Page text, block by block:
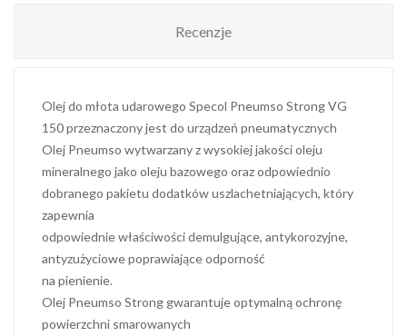
Recenzje
Olej do młota udarowego Specol Pneumso Strong VG
150 przeznaczony jest do urządzeń pneumatycznych
Olej Pneumso wytwarzany z wysokiej jakości oleju
mineralnego jako oleju bazowego oraz odpowiednio
dobranego pakietu dodatków uszlachetniających, który
zapewnia
odpowiednie właściwości demulgujące, antykorozyjne,
antyzużyciowe poprawiające odporność
na pienienie.
Olej Pneumso Strong gwarantuje optymalną ochronę
powierzchni smarowanych